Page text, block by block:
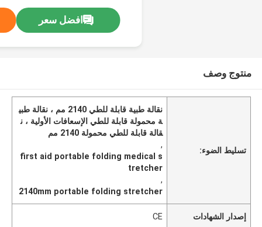
افضل سعر
منتوج وصف
تسليط الضوء:
نقالة طبية قابلة للطي 2140 مم ، نقالة طبي
ة محمولة قابلة للطي الإسعافات الأولية ، ن
قالة قابلة للطي محمولة 2140 مم
,
first aid portable folding medical s
tretcher
,
2140mm portable folding stretcher
إصدار الشهادات CE